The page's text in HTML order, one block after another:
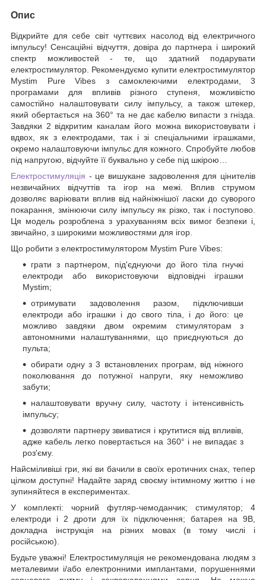
Опис
Відкрийте для себе світ чуттєвих насолод від електричного
імпульсу! Сенсаційні відчуття, довіра до партнера і широкий
спектр можливостей - те, що здатний подарувати
електростимулятор. Рекомендуємо купити електростимулятор
Mystim Pure Vibes з самоклеючими електродами, 3
програмами для впливів різного ступеня, можливістю
самостійно налаштовувати силу імпульсу, а також штекер,
який обертається на 360° та не дає кабелю випасти з гнізда.
Завдяки 2 відкритим каналам його можна використовувати і
вдвох, як з електродами, так і зі спеціальними іграшками,
окремо налаштовуючи імпульс для кожного. Спробуйте любов
під напругою, відчуйте її буквально у себе під шкірою…
Електростимуляція - це вишукане задоволення для цінителів
незвичайних відчуттів та ігор на межі. Вплив струмом
дозволяє варіювати вплив від найніжнішої ласки до суворого
покарання, змінюючи силу імпульсу як різко, так і поступово.
Ця модель розроблена з урахуванням всіх вимог безпеки і,
звичайно, з широкими можливостями для ігор.
Що робити з електростимулятором Mystim Pure Vibes:
грати з партнером, під'єднуючи до його тіла гнучкі
електроди або використовуючи відповідні іграшки
Mystim;
отримувати задоволення разом, підключивши
електроди або іграшки і до свого тіла, і до його: це
можливо завдяки двом окремим стимуляторам з
автономними налаштуваннями, що приєднуються до
пульта;
обирати одну з 3 встановлених програм, від ніжного
поколювання до потужної напруги, яку неможливо
забути;
налаштовувати вручну силу, частоту і інтенсивність
імпульсу;
дозволяти партнеру звиватися і крутитися від впливів,
адже кабель легко повертається на 360° і не випадає з
роз'єму.
Найсміливіші гри, які ви бачили в своїх еротичних снах, тепер
цілком доступні! Надайте заряд своєму інтимному життю і не
зупиняйтеся в експериментах.
У комплекті: чорний футляр-чемоданчик; стимулятор; 4
електроди і 2 дроти для їх підключення; батарея на 9В,
докладна інструкція на різних мовах (в тому числі і
російською).
Будьте уважні! Електростимуляція не рекомендована людям з
металевими і/або електронними имплантами, порушеннями